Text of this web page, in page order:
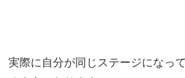
実際に自分が同じステージになっ